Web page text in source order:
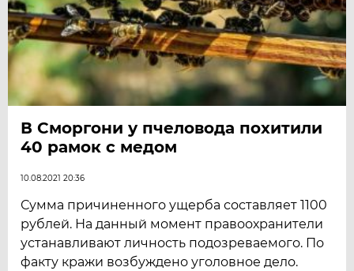
В Сморгони у пчеловода похитили
40 рамок с медом
10.08.2021 20:36
Сумма причиненного ущерба составляет 1100
рублей. На данный момент правоохранители
устанавливают личность подозреваемого. По
факту кражи возбуждено уголовное дело.